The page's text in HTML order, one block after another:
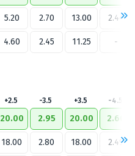
5.20 2.70 13.00 2.44
4.60 2.45 11.25 -
+2.5 -3.5 +3.5 -4.5
20.00 2.95 20.00 2.60
18.00 2.80 18.00 2.49